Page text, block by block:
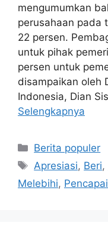
mengumumkan
perusahaan pada
22 persen.
untuk pihak
persen untuk
disampaikan oleh
Indonesia, Dian
Selengkapnya
Kategori
Berita populer
Tag
Apresiasi, Beri,
Melebihi,